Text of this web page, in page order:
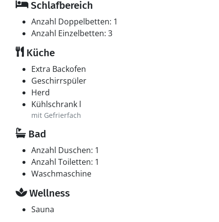
Schlafbereich
Anzahl Doppelbetten: 1
Anzahl Einzelbetten: 3
Küche
Extra Backofen
Geschirrspüler
Herd
Kühlschrank l
mit Gefrierfach
Bad
Anzahl Duschen: 1
Anzahl Toiletten: 1
Waschmaschine
Wellness
Sauna